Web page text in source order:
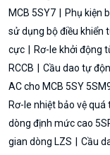
MCB 5SY7
Phụ kiện
sử dụng bộ điều khiển
cực
Rơ-le khởi động
RCCB
Cầu dao tự
AC cho MCB 5SY
Rơ-le nhiệt bảo vệ quá
dòng định mức cao
gian dòng LZS
Cầu